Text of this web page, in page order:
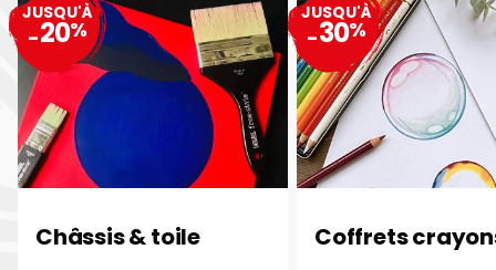
Châssis & toile
JUSQU'À
-20%
Coffrets
JUSQU'À
-30%